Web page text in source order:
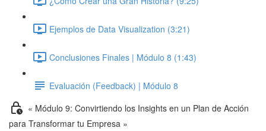
Ejemplos de Data Visualization (3:21)
Conclusiones Finales | Módulo 8 (1:43)
Evaluación (Feedback) | Módulo 8
« Módulo 9: Convirtiendo los Insights en un Plan de Acción
para Transformar tu Empresa »